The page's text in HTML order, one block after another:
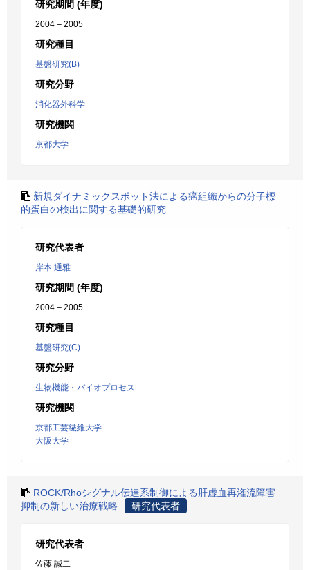
研究期間 (年度)
2004 – 2005
研究種目
基盤研究(B)
研究分野
消化器外科学
研究機関
京都大学
新規ダイナミックスポット法による癌組織からの分子標
的蛋白の検出に関する基礎的研究
研究代表者
岸本 通雅
研究期間 (年度)
2004 – 2005
研究種目
基盤研究(C)
研究分野
生物機能・バイオプロセス
研究機関
京都工芸繊維大学
大阪大学
ROCK/Rhoシグナル伝達系制御による肝虚血再潅流障害
抑制の新しい治療戦略
研究代表者
研究代表者
佐藤 誠二